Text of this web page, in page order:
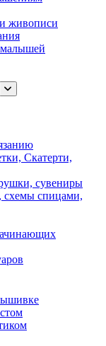
живописи
Скатерти,
сувениры
спицами,